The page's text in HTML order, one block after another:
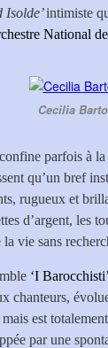
Isolde’intimiste
National
Cecilia
parfois à
qu’un bref
rugueux et
d’argent, les
vie sans
‘I Barocchisti’
chanteurs,
est
par une